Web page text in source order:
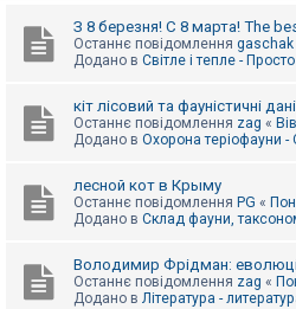
е
и
з
е
З 8 березня! С 8 марта! The
Останнє повідомлення gaschak
Додано в Світле і тепле -
кіт лісовий та фауністичні
Останнє повідомлення zag «
Додано в Охорона теріофауни
лесной кот в Крыму
Останнє повідомлення PG «
Додано в Склад фауни,
Володимир Фрідман:
Останнє повідомлення zag «
Додано в Література -